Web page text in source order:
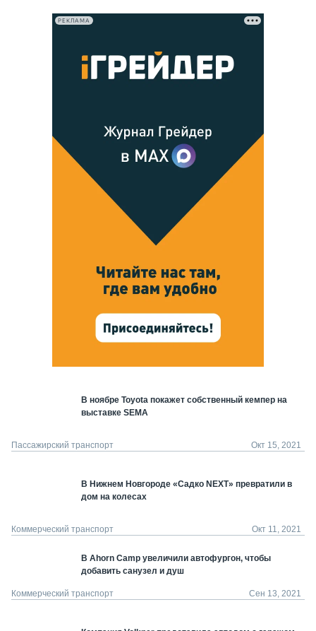
РЕКЛАМА
В ноябре Toyota покажет собственный кемпер на
выставке SEMA
Пассажирский транспорт Окт 15, 2021
В Нижнем Новгороде «Садко NEXT» превратили в
дом на колесах
Коммерческий транспорт Окт 11, 2021
В Ahorn Camp увеличили автофургон, чтобы
добавить санузел и душ
Коммерческий транспорт Сен 13, 2021